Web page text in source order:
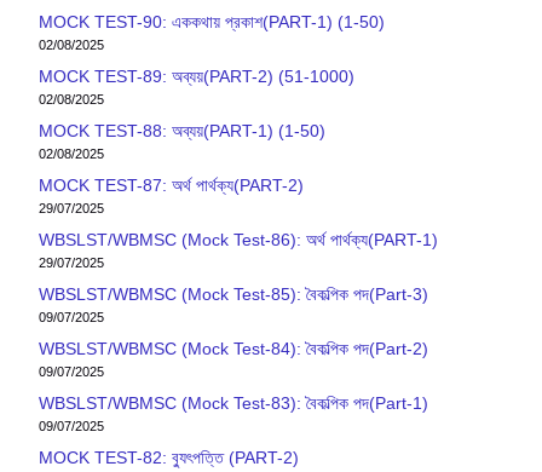
MOCK TEST-90: এককথায় প্রকাশ(PART-1) (1-50)
02/08/2025
MOCK TEST-89: অব্যয়(PART-2) (51-1000)
02/08/2025
MOCK TEST-88: অব্যয়(PART-1) (1-50)
02/08/2025
MOCK TEST-87: অর্থ পার্থক্য(PART-2)
29/07/2025
WBSLST/WBMSC (Mock Test-86): অর্থ পার্থক্য(PART-1)
29/07/2025
WBSLST/WBMSC (Mock Test-85): বৈকল্পিক পদ(Part-3)
09/07/2025
WBSLST/WBMSC (Mock Test-84): বৈকল্পিক পদ(Part-2)
09/07/2025
WBSLST/WBMSC (Mock Test-83): বৈকল্পিক পদ(Part-1)
09/07/2025
MOCK TEST-82: ব‍্যুৎপত্তি (PART-2)